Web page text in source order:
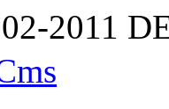
2011